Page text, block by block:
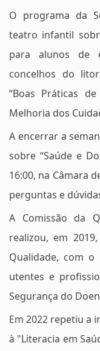
O programa da
teatro infantil
para alunos de
concelhos do
“Boas Práticas
Melhoria dos
A encerrar a
sobre “Saúde e
16:00, na Câmara
perguntas e
A Comissão da
realizou, em
Qualidade, com
utentes e
Segurança do
Em 2022 repetiu a
à "Literacia em